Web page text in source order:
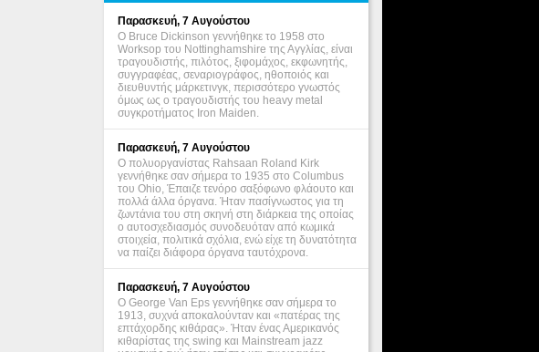
Παρασκευή, 7 Αυγούστου
Ο Bruce Dickinson γεννήθηκε το 1958 στο
Worksop του Nottinghamshire της Αγγλίας, είναι
τραγουδιστής, πιλότος, ξιφομάχος, εκφωνητής,
συγγραφέας, σεναριογράφος, ηθοποιός και
διευθυντής μάρκετινγκ, περισσότερο γνωστός
όμως ως ο τραγουδιστής του heavy metal
συγκροτήματος Iron Maiden.
Παρασκευή, 7 Αυγούστου
Ο πολυοργανίστας Rahsaan Roland Kirk
γεννήθηκε σαν σήμερα το 1935 στο Columbus
του Ohio, Έπαιζε τενόρο σαξόφωνο φλάουτο και
πολλά άλλα όργανα. Ήταν πασίγνωστος για τη
ζωντάνια του στη σκηνή στη διάρκεια της οποίας
ο αυτοσχεδιασμός συνοδευόταν από κωμικά
στοιχεία, πολιτικά σχόλια, ενώ είχε τη δυνατότητα
να παίζει διάφορα όργανα ταυτόχρονα.
Παρασκευή, 7 Αυγούστου
Ο George Van Eps γεννήθηκε σαν σήμερα το
1913, συχνά αποκαλούνταν και «πατέρας της
επτάχορδης κιθάρας». Ήταν ένας Αμερικανός
κιθαρίστας της swing και Mainstream jazz